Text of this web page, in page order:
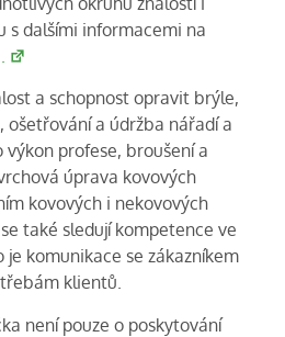
s dalšími informacemi na
a schopnost opravit brýle,
ošetřování a údržba nářadí a
profese, broušení a
úprava kovových
kovových i nekovových
také sledují kompetence ve
je komunikace se zákazníkem
klientů.
není pouze o poskytování